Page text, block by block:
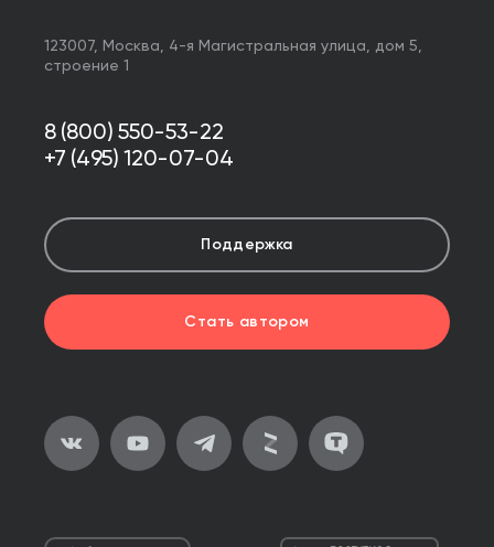
123007, Москва, 4-я Магистральная улица, дом 5,
строение 1
8 (800) 550-53-22
+7 (495) 120-07-04
Поддержка
Стать автором